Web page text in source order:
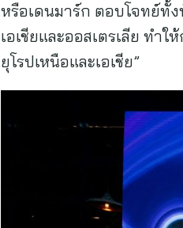
หรือเดนมาร์ก ตอบโจทย์ทั้
เอเชียและออสเตรเลีย ทำ
ยุโรปเหนือและเอเชีย”